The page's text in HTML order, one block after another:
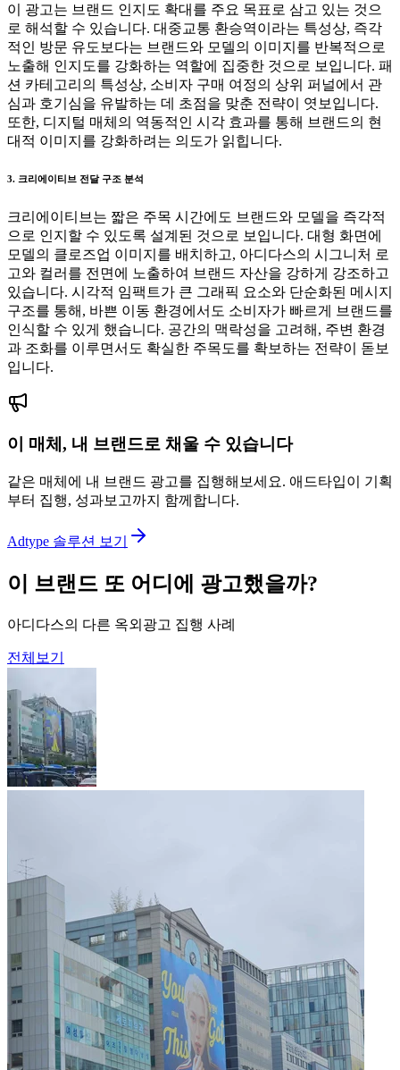
이 광고는 브랜드 인지도 확대를 주요 목표로 삼고 있는 것으
로 해석할 수 있습니다. 대중교통 환승역이라는 특성상, 즉각
적인 방문 유도보다는 브랜드와 모델의 이미지를 반복적으로
노출해 인지도를 강화하는 역할에 집중한 것으로 보입니다. 패
션 카테고리의 특성상, 소비자 구매 여정의 상위 퍼널에서 관
심과 호기심을 유발하는 데 초점을 맞춘 전략이 엿보입니다.
또한, 디지털 매체의 역동적인 시각 효과를 통해 브랜드의 현
대적 이미지를 강화하려는 의도가 읽힙니다.
3. 크리에이티브 전달 구조 분석
크리에이티브는 짧은 주목 시간에도 브랜드와 모델을 즉각적
으로 인지할 수 있도록 설계된 것으로 보입니다. 대형 화면에
모델의 클로즈업 이미지를 배치하고, 아디다스의 시그니처 로
고와 컬러를 전면에 노출하여 브랜드 자산을 강하게 강조하고
있습니다. 시각적 임팩트가 큰 그래픽 요소와 단순화된 메시지
구조를 통해, 바쁜 이동 환경에서도 소비자가 빠르게 브랜드를
인식할 수 있게 했습니다. 공간의 맥락성을 고려해, 주변 환경
과 조화를 이루면서도 확실한 주목도를 확보하는 전략이 돋보
입니다.
이 매체, 내 브랜드로 채울 수 있습니다
같은 매체에 내 브랜드 광고를 집행해보세요. 애드타입이 기획
부터 집행, 성과보고까지 함께합니다.
Adtype 솔루션 보기
이 브랜드 또 어디에 광고했을까?
아디다스의 다른 옥외광고 집행 사례
전체보기